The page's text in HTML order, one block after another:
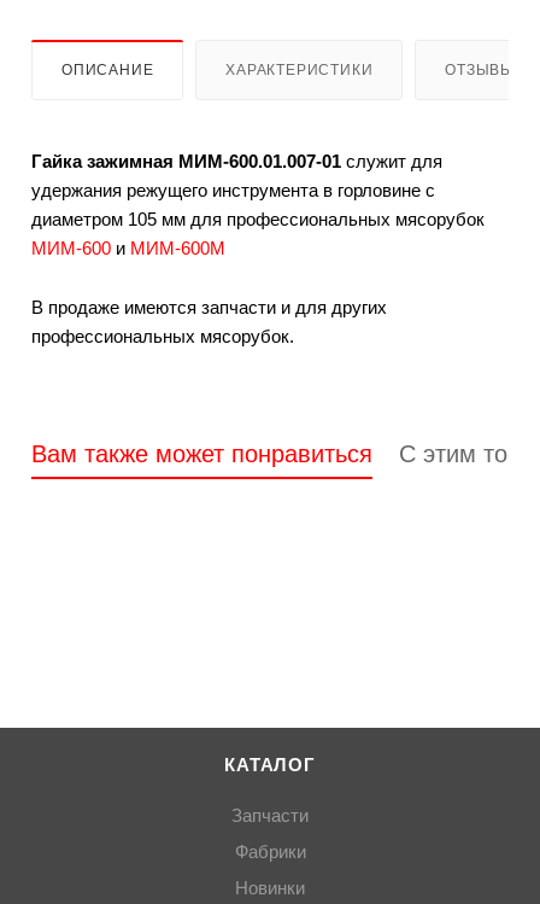
ОПИСАНИЕ ХАРАКТЕРИСТИКИ ОТЗЫВЫ
Гайка зажимная МИМ-600.01.007-01 служит для
удержания режущего инструмента в горловине с
диаметром 105 мм для профессиональных мясорубок
МИМ-600 и МИМ-600М
В продаже имеются запчасти и для других
профессиональных мясорубок.
Вам также может понравиться С этим
КАТАЛОГ
Запчасти
Фабрики
Новинки